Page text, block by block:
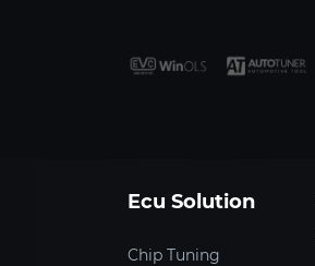
Ecu Solution
Chip Tuning